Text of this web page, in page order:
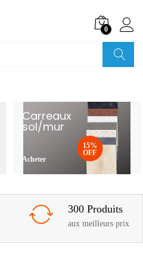
0
Carreaux
sol/mur
Acheter
15%
OFF
300 Produits
aux meilleurs prix